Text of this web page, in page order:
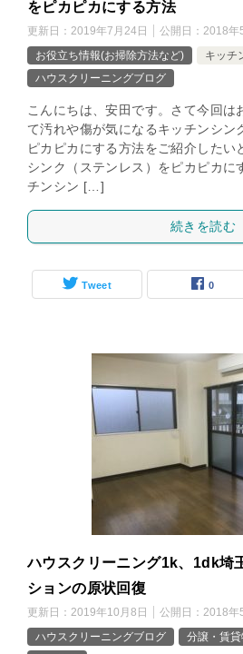
をピカピカにする方法
更新日： 2019年7月24日 公開日： 2018年
お役立ち情報(お掃除方法など)
キッチ
ハウスクリーニングブログ
こんにちは、安田です。さて今回は
て汚れや傷が気になるキッチンシン
ピカピカにする方法をご紹介したい
シンク（ステンレス）をピカピカに
チンシン […]
続きを読む
Tweet 0
ハウスクリーニング1k、1dk埼
ションの原状回復
更新日： 2019年10月8日 公開日： 2018年
ハウスクリーニングブログ
分譲・賃